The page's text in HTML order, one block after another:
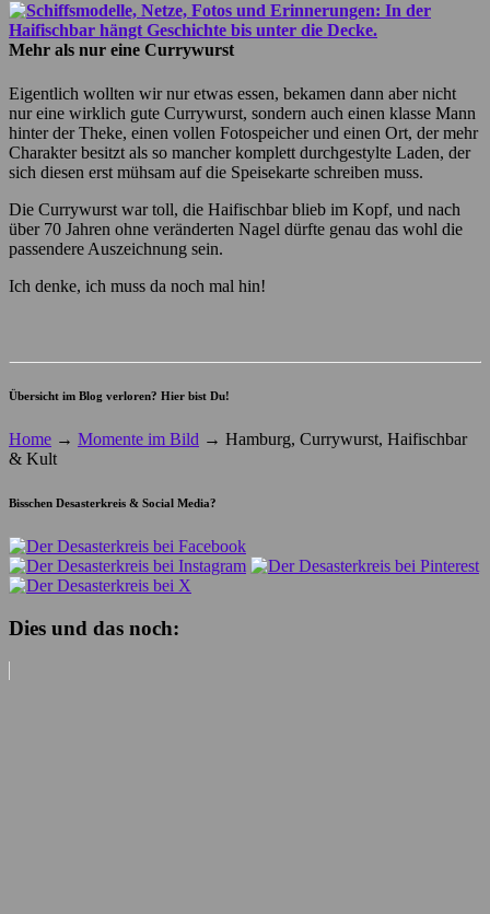
Mehr als nur eine Currywurst
Eigentlich wollten wir nur etwas essen, bekamen dann aber nicht
nur eine wirklich gute Currywurst, sondern auch einen klasse Mann
hinter der Theke, einen vollen Fotospeicher und einen Ort, der mehr
Charakter besitzt als so mancher komplett durchgestylte Laden, der
sich diesen erst mühsam auf die Speisekarte schreiben muss.
Die Currywurst war toll, die Haifischbar blieb im Kopf, und nach
über 70 Jahren ohne veränderten Nagel dürfte genau das wohl die
passendere Auszeichnung sein.
Ich denke, ich muss da noch mal hin!
Übersicht im Blog verloren? Hier bist Du!
Home → Momente im Bild → Hamburg, Currywurst, Haifischbar
& Kult
Bisschen Desasterkreis & Social Media?
Dies und das noch: